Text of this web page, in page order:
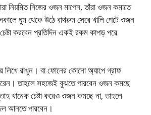
নিয়মিত নিজের ওজন মাপেন, তাঁরা ওজন কমাতে
ঘুম থেকে উঠে বাথরুম সেরে খালি পেটে ওজন
করবেন প্রতিদিন একই রকম কাপড় পরে
লিখে রাখুন। বা ফোনের কোনো অ্যাপে গ্রাফ
তাহলে সহজেই বুঝতে পারবেন ওজন কমছে
খানেক চেষ্টা করেও ওজন কমছে না, তাহলে
আনতে পারবেন।